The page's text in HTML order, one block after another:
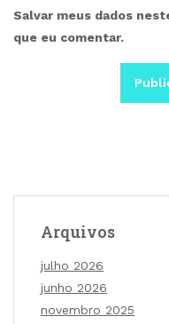
Salvar meus dados
que eu comentar.
Arquivos
julho 2026
junho 2026
novembro 2025